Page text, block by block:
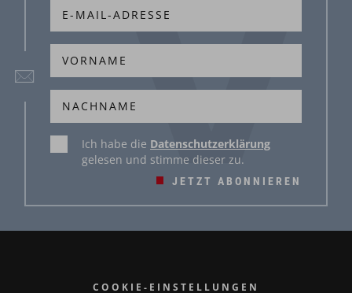
JETZT ABONNIEREN
Ich habe die Datenschutzerklärung
gelesen und stimme dieser zu.
COOKIE-EINSTELLUNGEN